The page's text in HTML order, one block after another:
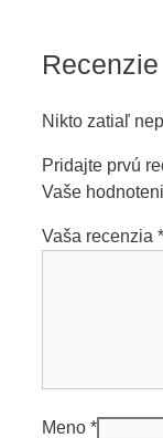
Recenzie
Nikto zatiaľ
Pridajte prvú
Vaše
Vaša recenzia *
Meno *